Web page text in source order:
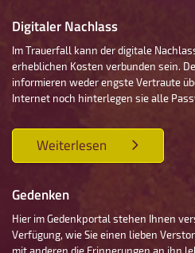
Digitaler Nachlass
Im Trauerfall kann der digitale
erheblichen Kosten verbunden sein.
informieren weder engste Vertraute
Internet noch hinterlegen sie alle
Weiterlesen
Gedenken
Hier im Gedenkportal stehen Ihnen
Verfügung, wie Sie einen lieben